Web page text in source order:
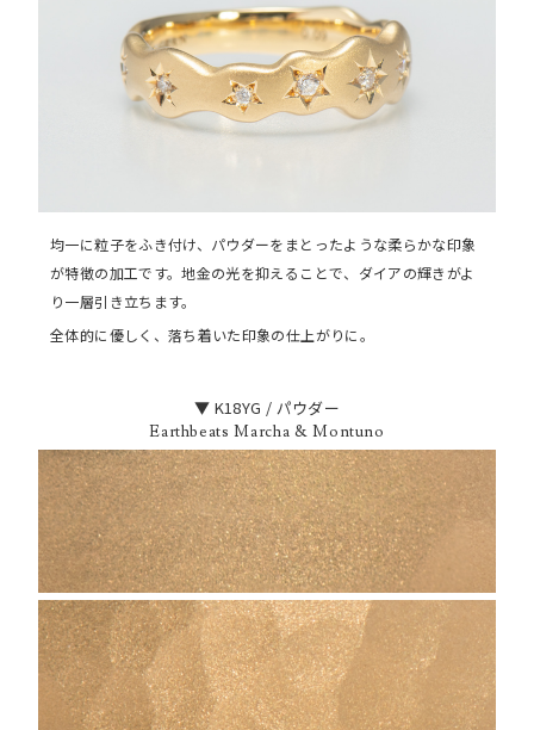
均一に粒子をふき付け、パウダーをまとったような柔らかな印象
が特徴の加工です。地金の光を抑えることで、ダイアの輝きがよ
り一層引き立ちます。
全体的に優しく、落ち着いた印象の仕上がりに。
▼ K18YG / パウダー
Earthbeats Marcha & Montuno